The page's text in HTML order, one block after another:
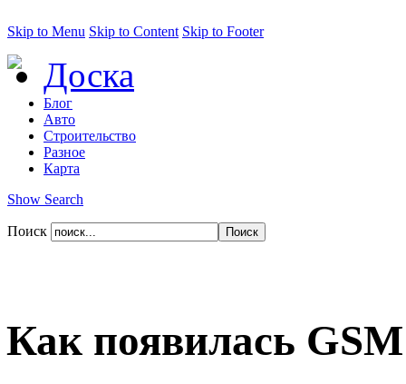
Skip to Menu Skip to Content Skip to Footer
Доска
Блог
Авто
Строительство
Разное
Карта
Show Search
Поиск
Как появилась